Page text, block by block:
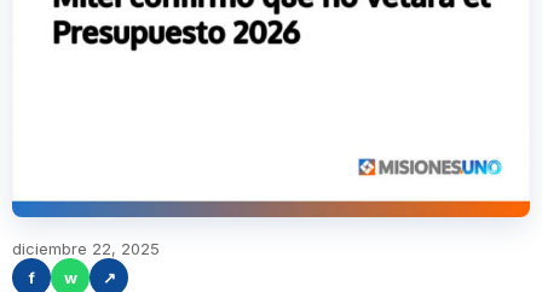
diciembre 22, 2025
f
w ↗